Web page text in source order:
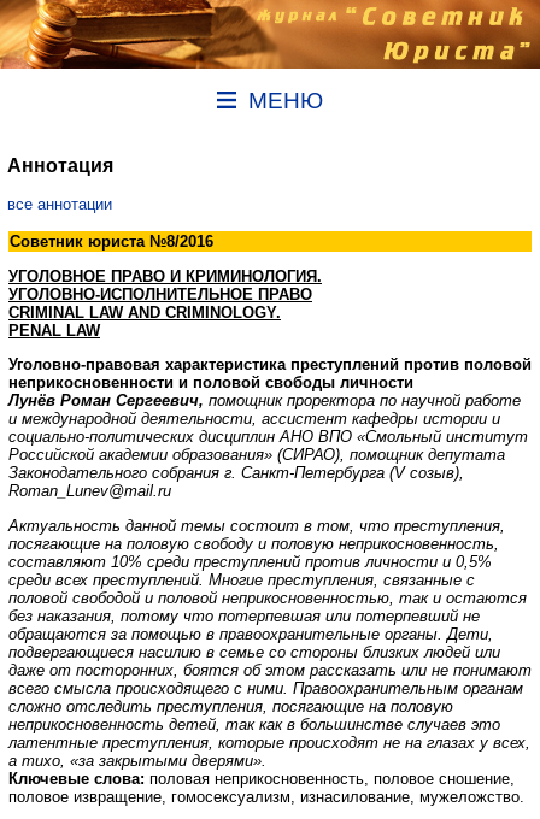
МЕНЮ
Аннотация
все аннотации
Советник юриста №8/2016
УГОЛОВНОЕ ПРАВО И КРИМИНОЛОГИЯ.
УГОЛОВНО-ИСПОЛНИТЕЛЬНОЕ ПРАВО
CRIMINAL LAW AND CRIMINOLOGY.
PENAL LAW
Уголовно-правовая характеристика преступлений против половой
неприкосновенности и половой свободы личности
Лунёв Роман Сергеевич, помощник проректора по научной работе
и международной деятельности, ассистент кафедры истории и
социально-политических дисциплин АНО ВПО «Смольный институт
Российской академии образования» (СИРАО), помощник депутата
Законодательного собрания г. Санкт-Петербурга (V созыв),
Roman_Lunev@mail.ru
Актуальность данной темы состоит в том, что преступления,
посягающие на половую свободу и половую неприкосновенность,
составляют 10% среди преступлений против личности и 0,5%
среди всех преступлений. Многие преступления, связанные с
половой свободой и половой неприкосновенностью, так и остаются
без наказания, потому что потерпевшая или потерпевший не
обращаются за помощью в правоохранительные органы. Дети,
подвергающиеся насилию в семье со стороны близких людей или
даже от посторонних, боятся об этом рассказать или не понимают
всего смысла происходящего с ними. Правоохранительным органам
сложно отследить преступления, посягающие на половую
неприкосновенность детей, так как в большинстве случаев это
латентные преступления, которые происходят не на глазах у всех,
а тихо, «за закрытыми дверями».
Ключевые слова: половая неприкосновенность, половое сношение,
половое извращение, гомосексуализм, изнасилование, мужеложство.